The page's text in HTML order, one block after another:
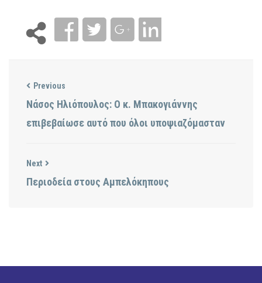
Previous
Νάσος Ηλιόπουλος: Ο κ. Μπακογιάννης
επιβεβαίωσε αυτό που όλοι υποψιαζόμασταν
Next
Περιοδεία στους Αμπελόκηπους